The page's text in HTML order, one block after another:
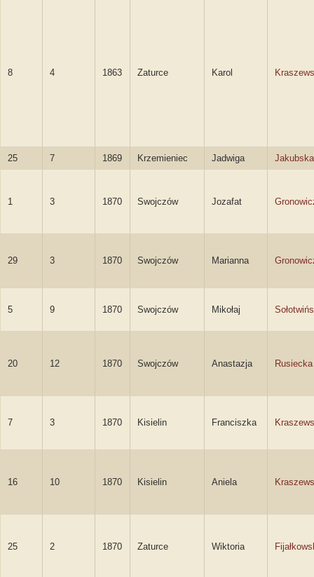
8 4 1863 Zaturce Karol
25 7 1869 Krzemieniec Jadwiga Jakubska
1 3 1870 Swojczów Jozafat
29 3 1870 Swojczów Marianna
5 9 1870 Swojczów Mikołaj
20 12 1870 Swojczów Anastazja Rusiecka
7 3 1870 Kisielin Franciszka
16 10 1870 Kisielin Aniela
25 2 1870 Zaturce Wiktoria